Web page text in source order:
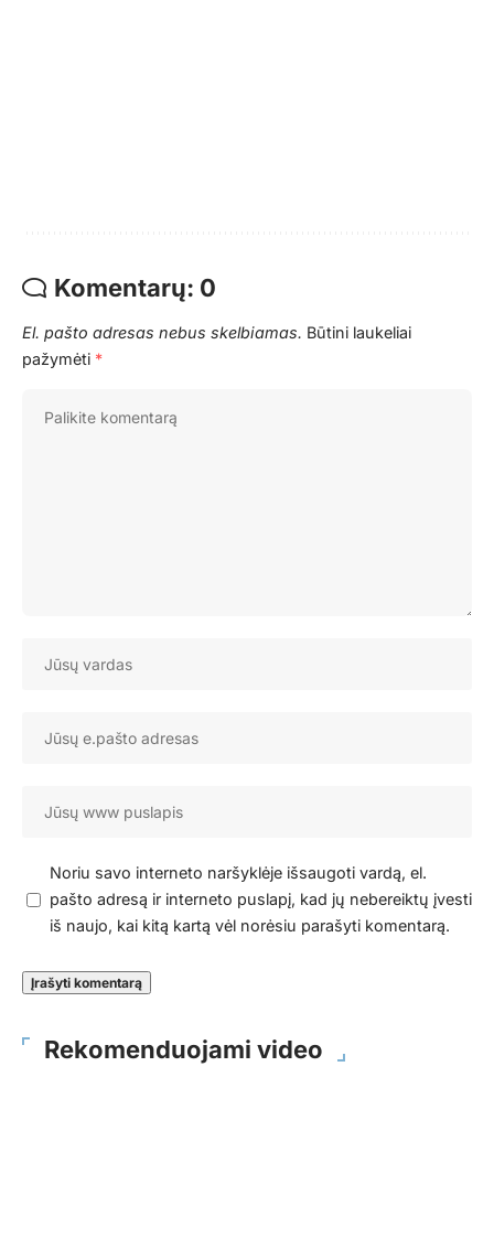
Komentarų: 0
El. pašto adresas nebus skelbiamas. Būtini laukeliai
pažymėti *
Noriu savo interneto naršyklėje išsaugoti vardą, el.
pašto adresą ir interneto puslapį, kad jų nebereiktų įvesti
iš naujo, kai kitą kartą vėl norėsiu parašyti komentarą.
Rekomenduojami video